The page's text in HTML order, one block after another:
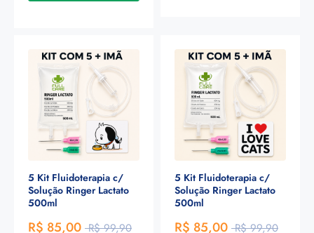
5 Kit Fluidoterapia c/
Solução Ringer Lactato
500ml
R$ 85,00 R$ 99,90
5 Kit Fluidoterapia c/
Solução Ringer Lactato
500ml
R$ 85,00 R$ 99,90